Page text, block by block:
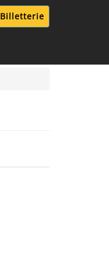
Billetterie